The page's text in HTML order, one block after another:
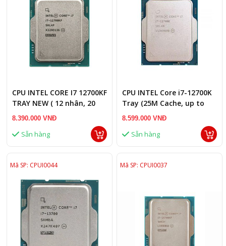
CPU INTEL CORE I7 12700KF
TRAY NEW ( 12 nhân, 20
luồng)
8.390.000 VNĐ
Sẵn hàng
CPU INTEL Core i7-12700K
Tray (25M Cache, up to
5.00 GHz, 12C20T, Socket
8.599.000 VNĐ
Sẵn hàng
Mã SP: CPUI0044 Mã SP: CPUI0037